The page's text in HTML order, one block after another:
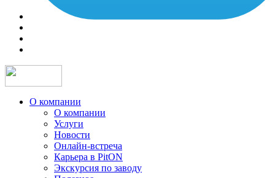
О компании
О компании
Услуги
Новости
Онлайн-встреча
Карьера в PitON
Экскурсия по заводу